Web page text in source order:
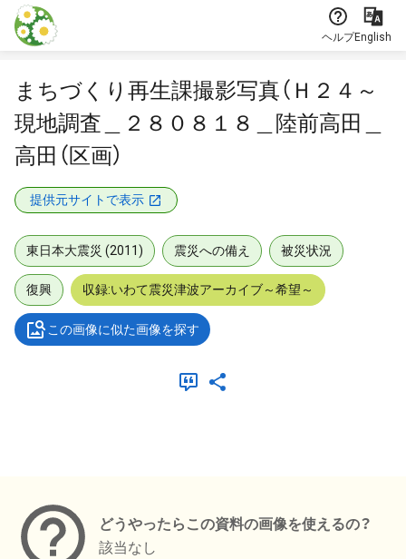
本文に飛ぶ
ヘルプEnglish
まちづくり再生課撮影写真（Ｈ２４～
現地調査＿２８０８１８＿陸前高田＿
高田（区画）
提供元サイトで表示
東日本大震災 (2011) 震災への備え 被災状況
復興 収録:いわて震災津波アーカイブ～希望～
この画像に似た画像を探す
どうやったらこの資料の画像を使えるの？
該当なし